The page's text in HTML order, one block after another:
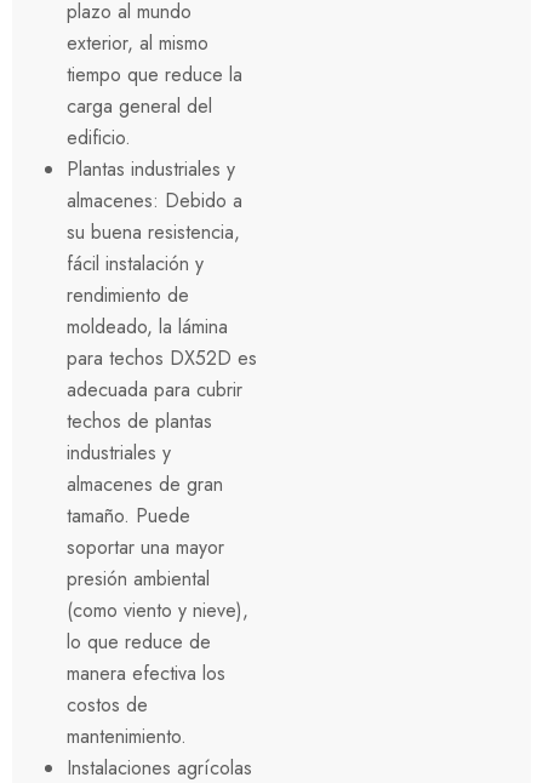
plazo al mundo
exterior, al mismo
tiempo que reduce la
carga general del
edificio.
Plantas industriales y
almacenes: Debido a
su buena resistencia,
fácil instalación y
rendimiento de
moldeado, la lámina
para techos DX52D es
adecuada para cubrir
techos de plantas
industriales y
almacenes de gran
tamaño. Puede
soportar una mayor
presión ambiental
(como viento y nieve),
lo que reduce de
manera efectiva los
costos de
mantenimiento.
Instalaciones agrícolas